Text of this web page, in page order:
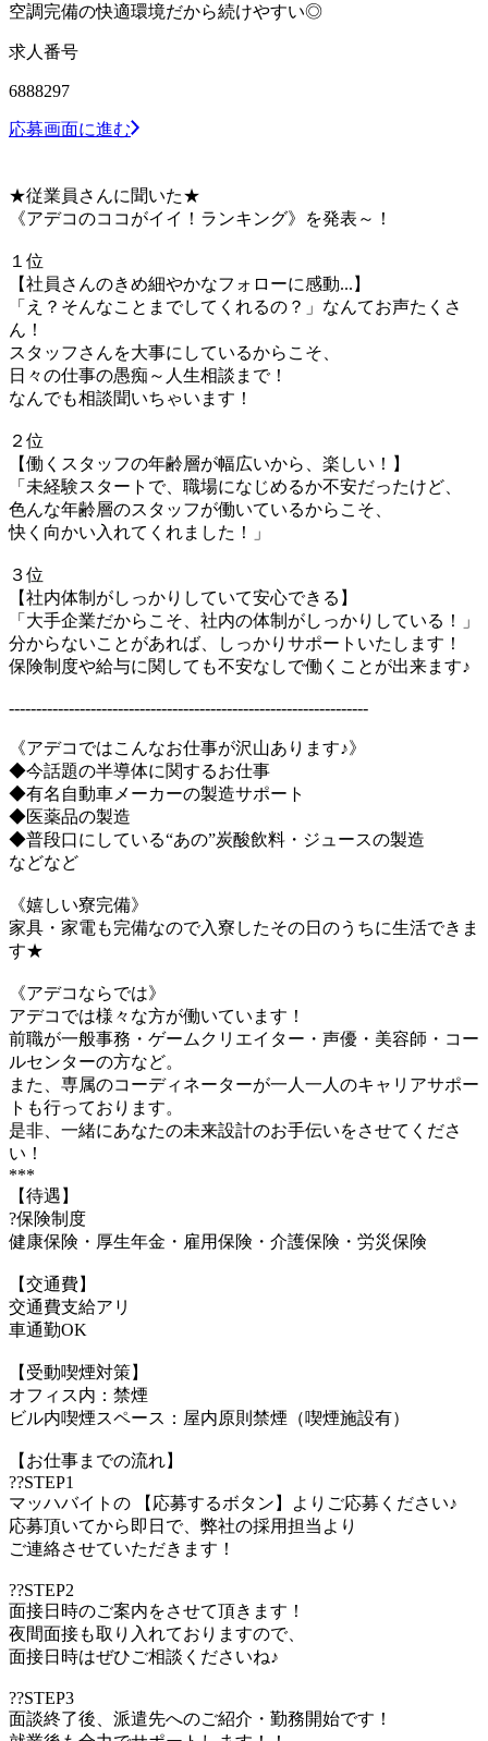
空調完備の快適環境だから続けやすい◎
求人番号
6888297
応募画面に進む
★従業員さんに聞いた★
《アデコのココがイイ！ランキング》を発表～！
１位
【社員さんのきめ細やかなフォローに感動...】
「え？そんなことまでしてくれるの？」なんてお声たくさ
ん！
スタッフさんを大事にしているからこそ、
日々の仕事の愚痴～人生相談まで！
なんでも相談聞いちゃいます！
２位
【働くスタッフの年齢層が幅広いから、楽しい！】
「未経験スタートで、職場になじめるか不安だったけど、
色んな年齢層のスタッフが働いているからこそ、
快く向かい入れてくれました！」
３位
【社内体制がしっかりしていて安心できる】
「大手企業だからこそ、社内の体制がしっかりしている！」
分からないことがあれば、しっかりサポートいたします！
保険制度や給与に関しても不安なしで働くことが出来ます♪
------------------------------------------------------------------
《アデコではこんなお仕事が沢山あります♪》
◆今話題の半導体に関するお仕事
◆有名自動車メーカーの製造サポート
◆医薬品の製造
◆普段口にしている“あの”炭酸飲料・ジュースの製造
などなど
《嬉しい寮完備》
家具・家電も完備なので入寮したその日のうちに生活できま
す★
《アデコならでは》
アデコでは様々な方が働いています！
前職が一般事務・ゲームクリエイター・声優・美容師・コー
ルセンターの方など。
また、専属のコーディネーターが一人一人のキャリアサポー
トも行っております。
是非、一緒にあなたの未来設計のお手伝いをさせてくださ
い！
***
【待遇】
?保険制度
健康保険・厚生年金・雇用保険・介護保険・労災保険
【交通費】
交通費支給アリ
車通勤OK
【受動喫煙対策】
オフィス内：禁煙
ビル内喫煙スペース：屋内原則禁煙（喫煙施設有）
【お仕事までの流れ】
??STEP1
マッハバイトの 【応募するボタン】よりご応募ください♪
応募頂いてから即日で、弊社の採用担当より
ご連絡させていただきます！
??STEP2
面接日時のご案内をさせて頂きます！
夜間面接も取り入れておりますので、
面接日時はぜひご相談くださいね♪
??STEP3
面談終了後、派遣先へのご紹介・勤務開始です！